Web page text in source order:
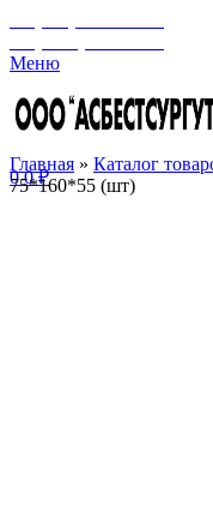
Меню
00₽
Главная » Каталог
75*160*55 (шт)